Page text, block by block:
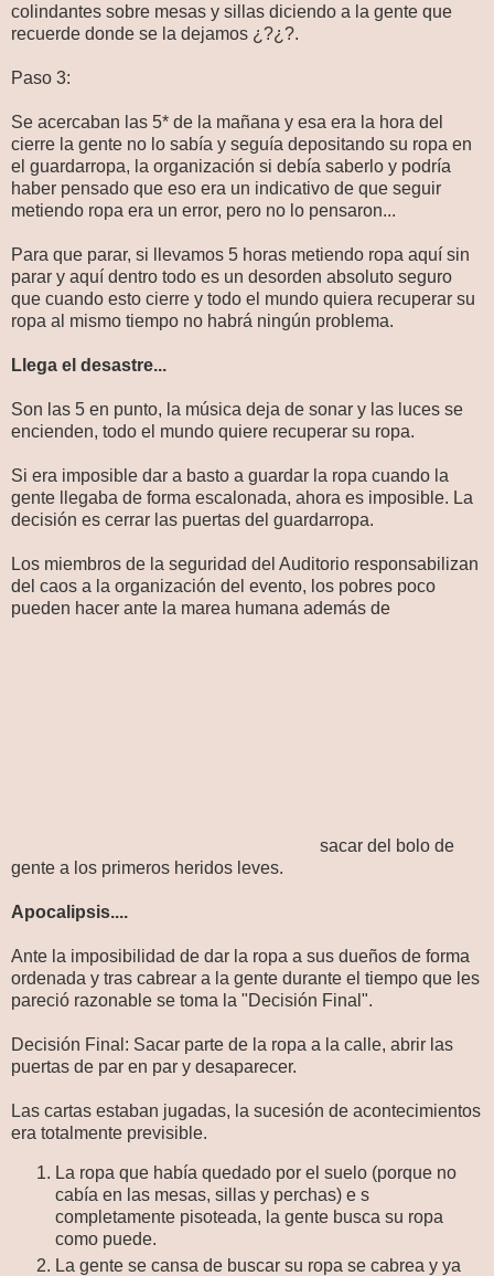
colindantes sobre mesas y sillas diciendo a la gente que
recuerde donde se la dejamos ¿?¿?.
Paso 3:
Se acercaban las 5* de la mañana y esa era la hora del
cierre la gente no lo sabía y seguía depositando su ropa en
el guardarropa, la organización si debía saberlo y podría
haber pensado que eso era un indicativo de que seguir
metiendo ropa era un error, pero no lo pensaron...
Para que parar, si llevamos 5 horas metiendo ropa aquí sin
parar y aquí dentro todo es un desorden absoluto seguro
que cuando esto cierre y todo el mundo quiera recuperar su
ropa al mismo tiempo no habrá ningún problema.
Llega el desastre...
Son las 5 en punto, la música deja de sonar y las luces se
encienden, todo el mundo quiere recuperar su ropa.
Si era imposible dar a basto a guardar la ropa cuando la
gente llegaba de forma escalonada, ahora es imposible. La
decisión es cerrar las puertas del guardarropa.
Los miembros de la seguridad del Auditorio responsabilizan
del caos a la organización del evento, los pobres poco
pueden hacer ante la marea humana además de
sacar del bolo de
gente a los primeros heridos leves.
Apocalipsis....
Ante la imposibilidad de dar la ropa a sus dueños de forma
ordenada y tras cabrear a la gente durante el tiempo que les
pareció razonable se toma la "Decisión Final".
Decisión Final: Sacar parte de la ropa a la calle, abrir las
puertas de par en par y desaparecer.
Las cartas estaban jugadas, la sucesión de acontecimientos
era totalmente previsible.
La ropa que había quedado por el suelo (porque no
cabía en las mesas, sillas y perchas) e s
completamente pisoteada, la gente busca su ropa
como puede.
La gente se cansa de buscar su ropa se cabrea y ya